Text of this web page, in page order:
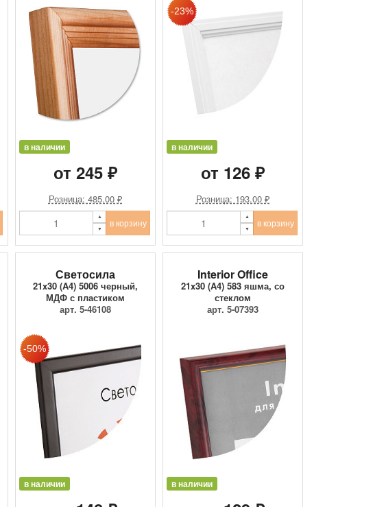
в наличии
от 245 ₽
Розница: 485.00 ₽
в корзину
в наличии
от 126 ₽
Розница: 193.00 ₽
в корзину
Светосила
21x30 (A4) 5006 черный,
МДФ с пластиком
арт. 5-46108
в наличии
Interior Office
21x30 (A4) 583 яшма, со
стеклом
арт. 5-07393
в наличии